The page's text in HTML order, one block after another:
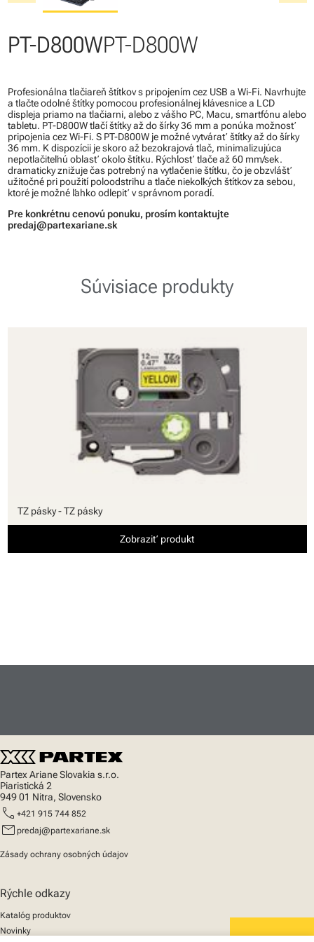
PT-D800WPT-D800W
Profesionálna tlačiareň štítkov s pripojením cez USB a Wi-Fi. Navrhujte
a tlačte odolné štítky pomocou profesionálnej klávesnice a LCD
displeja priamo na tlačiarni, alebo z vášho PC, Macu, smartfónu alebo
tabletu. PT-D800W tlačí štítky až do šírky 36 mm a ponúka možnosť
pripojenia cez Wi-Fi. S PT-D800W je možné vytvárať štítky až do šírky
36 mm. K dispozícii je skoro až bezokrajová tlač, minimalizujúca
nepotlačiteľnú oblasť okolo štítku. Rýchlosť tlače až 60 mm/sek.
dramaticky znižuje čas potrebný na vytlačenie štítku, čo je obzvlášť
užitočné pri použití poloodstrihu a tlače niekoľkých štítkov za sebou,
ktoré je možné ľahko odlepiť v správnom poradí.
Pre konkrétnu cenovú ponuku, prosím kontaktujte
predaj@partexariane.sk
Súvisiace produkty
TZ pásky - TZ pásky
Zobraziť produkt
Partex Ariane Slovakia s.r.o.
Piaristická 2
949 01 Nitra, Slovensko
call +421 915 744 852
mail predaj@partexariane.sk
Zásady ochrany osobných údajov
Rýchle odkazy
Katalóg produktov
Novinky